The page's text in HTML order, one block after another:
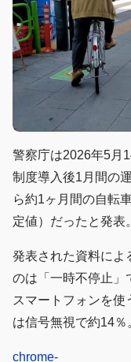
警察庁は2026年5月
制度導入後1月間の
ら約1ヶ月間の自転
定値）だったと発表。
発表された資料によ
のは「一時不停止」
スマートフォンを使
は信号無視で約14％
chrome-